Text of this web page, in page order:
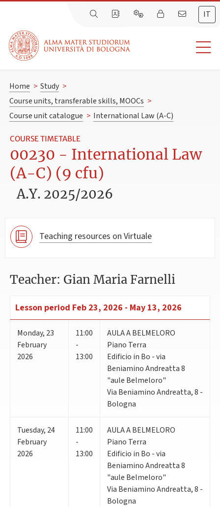
IT
Home > Study >
Course units, transferable skills, MOOCs >
Course unit catalogue > International Law (A-C)
COURSE TIMETABLE
00230 - International Law
(A-C) (9 cfu)
A.Y. 2025/2026
Teaching resources on Virtuale
Teacher: Gian Maria Farnelli
Lesson period Feb 23, 2026 - May 13, 2026
Monday, 23
February
2026
11:00
-
13:00
AULA A BELMELORO
Piano Terra
Edificio in Bo - via
Beniamino Andreatta 8
"aule Belmeloro"
Via Beniamino Andreatta, 8 -
Bologna
Tuesday, 24
February
2026
11:00
-
13:00
AULA A BELMELORO
Piano Terra
Edificio in Bo - via
Beniamino Andreatta 8
"aule Belmeloro"
Via Beniamino Andreatta, 8 -
Bologna